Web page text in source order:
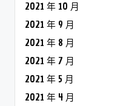
2021 年 10 月
2021 年 9 月
2021 年 8 月
2021 年 7 月
2021 年 5 月
2021 年 4 月